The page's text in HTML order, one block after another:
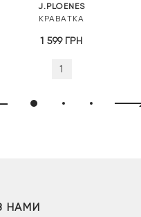
J.PLOENES
КРАВАТКА
1 599 ГРН
1
НАМИ